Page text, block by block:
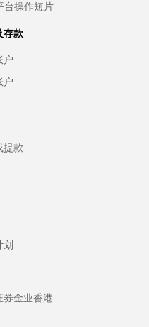
台操作短片
存款
户
户
提款
券金业香港